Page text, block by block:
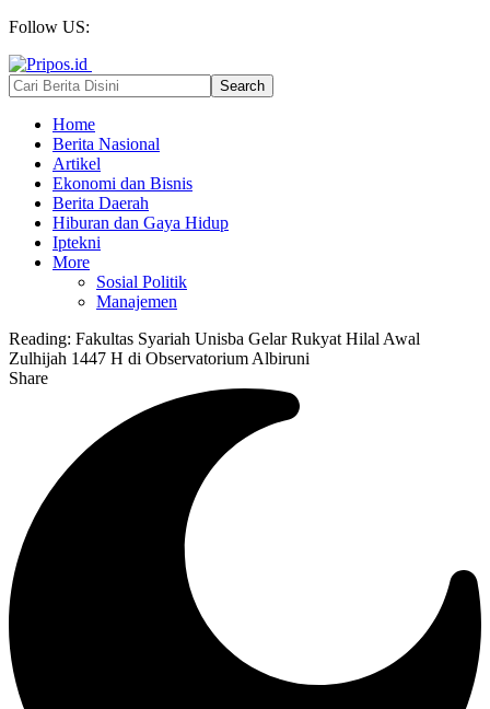
Follow US:
Home
Berita Nasional
Artikel
Ekonomi dan Bisnis
Berita Daerah
Hiburan dan Gaya Hidup
Iptekni
More
Sosial Politik
Manajemen
Reading: Fakultas Syariah Unisba Gelar Rukyat Hilal Awal
Zulhijah 1447 H di Observatorium Albiruni
Share